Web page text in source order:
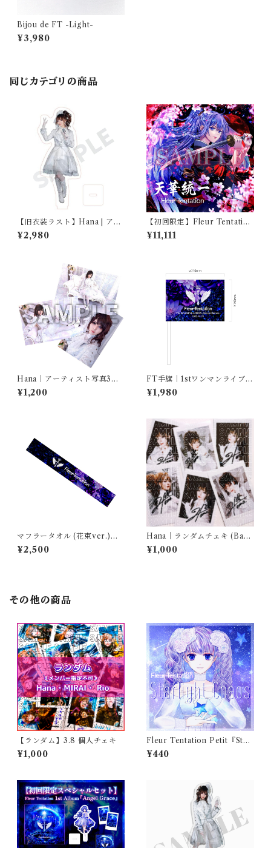
Bijou de FT -Light-
¥3,980
同じカテゴリの商品
【旧衣装ラスト】Hana | アク
リルスタンド
¥2,980
【初回限定】Fleur Tentation
1st Single『天華統一』【スペ
シャルセット】
¥11,111
Hana｜アーティスト写真3枚
セット
¥1,200
FT手旗｜1stワンマンライブ記
念品
¥1,980
マフラータオル (花束ver.)｜F
leur Tentation
¥2,500
Hana｜ランダムチェキ (Bapti
sm -Noise Killer- ver.)
¥1,000
その他の商品
【ランダム】3.8 個人チェキ
¥1,000
Fleur Tentation Petit『Starl
ight Chaos』
¥440